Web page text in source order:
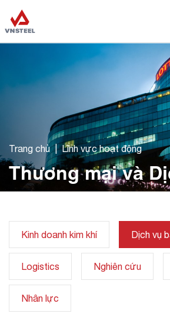
Trang chủ Lĩnh vực hoạt động
Thương mại và
Kinh doanh kim khí Dịch vụ
Logistics Nghiên cứu
Nhân lực